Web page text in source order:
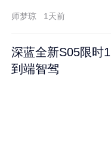
师梦琼 1天前
深蓝全新S05限时
到端智驾